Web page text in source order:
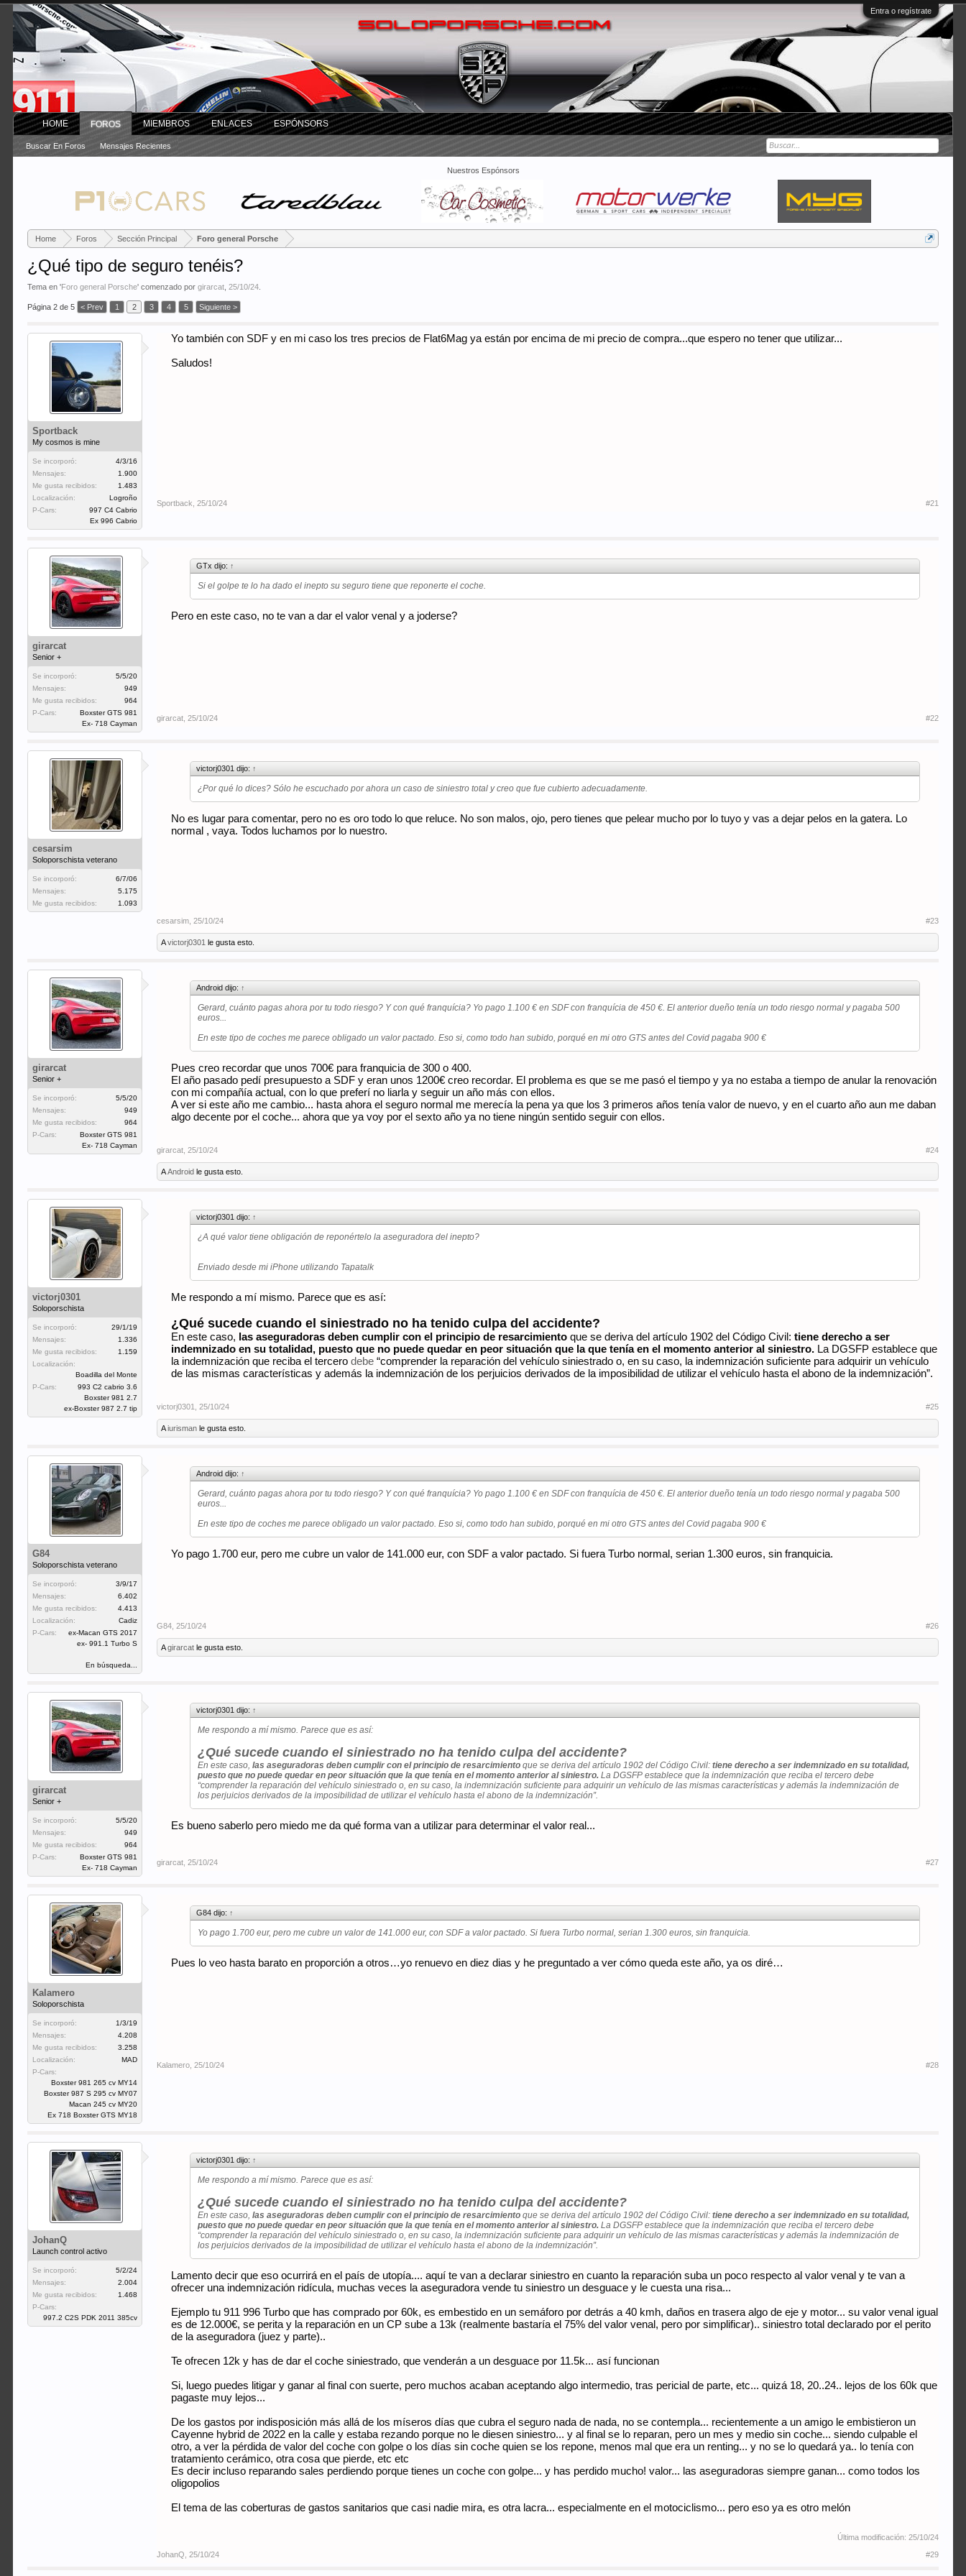
Entra o regístrate
Nuestros Espónsors
Home Foros Sección Principal Foro general Porsche
¿Qué tipo de seguro tenéis?
Tema en 'Foro general Porsche' comenzado porgirarcat ,25/10/24
Página 2 de 5 < Prev 1 2 3 4 5 Siguiente >
Sportback
My cosmos is mine
Se incorporó:
4/3/16
Mensajes:
1.900
Me gusta recibidos:
1.483
Localización:
Logroño
P-Cars:
997 C4 Cabrio
Ex 996 Cabrio
Yo también con SDF y en mi caso los tres precios de Flat6Mag ya están por encima de mi precio de compra...que espero no tener que utilizar...
Saludos!
Sportback 25/10/24 #21
girarcat
Senior +
Se incorporó:
5/5/20
Mensajes:
949
Me gusta recibidos:
964
P-Cars:
Boxster GTS 981
Ex- 718 Cayman
GTx dijo: ↑
Si el golpe te lo ha dado el inepto su seguro tiene que reponerte el coche.
Pero en este caso, no te van a dar el valor venal y a joderse?
girarcat 25/10/24 #22
cesarsim
Soloporschista veterano
Se incorporó:
6/7/06
Mensajes:
5.175
Me gusta recibidos:
1.093
victorj0301 dijo: ↑
¿Por qué lo dices? Sólo he escuchado por ahora un caso de siniestro total y creo que fue cubierto adecuadamente.
No es lugar para comentar, pero no es oro todo lo que reluce. No son malos, ojo, pero tienes que pelear mucho por lo tuyo y vas a dejar pelos en la gatera. Lo
normal , vaya. Todos luchamos por lo nuestro.
cesarsim 25/10/24 #23
Avictorj0301 le gusta esto.
girarcat
Senior +
Se incorporó:
5/5/20
Mensajes:
949
Me gusta recibidos:
964
P-Cars:
Boxster GTS 981
Ex- 718 Cayman
Android dijo: ↑
Gerard, cuánto pagas ahora por tu todo riesgo? Y con qué franquícia? Yo pago 1.100 € en SDF con franquícia de 450 €. El anterior dueño tenía un todo riesgo normal y pagaba 500
euros...
En este tipo de coches me parece obligado un valor pactado. Eso si, como todo han subido, porqué en mi otro GTS antes del Covid pagaba 900 €
Pues creo recordar que unos 700€ para franquicia de 300 o 400.
El año pasado pedí presupuesto a SDF y eran unos 1200€ creo recordar. El problema es que se me pasó el tiempo y ya no estaba a tiempo de anular la renovación
con mi compañía actual, con lo que preferí no liarla y seguir un año más con ellos.
A ver si este año me cambio... hasta ahora el seguro normal me merecía la pena ya que los 3 primeros años tenía valor de nuevo, y en el cuarto año aun me daban
algo decente por el coche... ahora que ya voy por el sexto año ya no tiene ningún sentido seguir con ellos.
girarcat 25/10/24 #24
AAndroid le gusta esto.
victorj0301
Soloporschista
Se incorporó:
29/1/19
Mensajes:
1.336
Me gusta recibidos:
1.159
Localización:
Boadilla del Monte
P-Cars:
993 C2 cabrio 3.6
Boxster 981 2.7
ex-Boxster 987 2.7 tip
victorj0301 dijo: ↑
¿A qué valor tiene obligación de reponértelo la aseguradora del inepto?
Enviado desde mi iPhone utilizando Tapatalk
Me respondo a mí mismo. Parece que es así:
¿Qué sucede cuando el siniestrado no ha tenido culpa del accidente?
En este caso, las aseguradoras deben cumplir con el principio de resarcimiento que se deriva del artículo 1902 del Código Civil: tiene derecho a ser
indemnizado en su totalidad, puesto que no puede quedar en peor situación que la que tenía en el momento anterior al siniestro. La DGSFP establece que
la indemnización que reciba el tercerodebe “comprender la reparación del vehículo siniestrado o, en su caso, la indemnización suficiente para adquirir un vehículo
de las mismas características y además la indemnización de los perjuicios derivados de la imposibilidad de utilizar el vehículo hasta el abono de la indemnización”.
victorj0301 25/10/24 #25
Aiurisman le gusta esto.
G84
Soloporschista veterano
Se incorporó:
3/9/17
Mensajes:
6.402
Me gusta recibidos:
4.413
Localización:
Cadiz
P-Cars:
ex-Macan GTS 2017
ex- 991.1 Turbo S
En búsqueda...
Android dijo: ↑
Gerard, cuánto pagas ahora por tu todo riesgo? Y con qué franquícia? Yo pago 1.100 € en SDF con franquícia de 450 €. El anterior dueño tenía un todo riesgo normal y pagaba 500
euros...
En este tipo de coches me parece obligado un valor pactado. Eso si, como todo han subido, porqué en mi otro GTS antes del Covid pagaba 900 €
Yo pago 1.700 eur, pero me cubre un valor de 141.000 eur, con SDF a valor pactado. Si fuera Turbo normal, serian 1.300 euros, sin franquicia.
G84 25/10/24 #26
Agirarcat le gusta esto.
girarcat
Senior +
Se incorporó:
5/5/20
Mensajes:
949
Me gusta recibidos:
964
P-Cars:
Boxster GTS 981
Ex- 718 Cayman
victorj0301 dijo: ↑
Me respondo a mí mismo. Parece que es así:
¿Qué sucede cuando el siniestrado no ha tenido culpa del accidente?
En este caso,las aseguradoras deben cumplir con el principio de resarcimiento que se deriva del artículo 1902 del Código Civil: tiene derecho a ser indemnizado en su totalidad,
puesto que no puede quedar en peor situación que la que tenía en el momento anterior al siniestro. La DGSFP establece que la indemnización que reciba el tercerodebe
“comprender la reparación del vehículo siniestrado o, en su caso, la indemnización suficiente para adquirir un vehículo de las mismas características y además la indemnización de
los perjuicios derivados de la imposibilidad de utilizar el vehículo hasta el abono de la indemnización”.
Es bueno saberlo pero miedo me da qué forma van a utilizar para determinar el valor real...
girarcat 25/10/24 #27
Kalamero
Soloporschista
Se incorporó:
1/3/19
Mensajes:
4.208
Me gusta recibidos:
3.258
Localización:
MAD
P-Cars:
Boxster 981 265 cv MY14
Boxster 987 S 295 cv MY07
Macan 245 cv MY20
Ex 718 Boxster GTS MY18
G84 dijo: ↑
Yo pago 1.700 eur, pero me cubre un valor de 141.000 eur, con SDF a valor pactado. Si fuera Turbo normal, serian 1.300 euros, sin franquicia.
Pues lo veo hasta barato en proporción a otros…yo renuevo en diez dias y he preguntado a ver cómo queda este año, ya os diré…
Kalamero 25/10/24 #28
JohanQ
Launch control activo
Se incorporó:
5/2/24
Mensajes:
2.004
Me gusta recibidos:
1.468
P-Cars:
997.2 C2S PDK 2011 385cv
victorj0301 dijo: ↑
Me respondo a mí mismo. Parece que es así:
¿Qué sucede cuando el siniestrado no ha tenido culpa del accidente?
En este caso,las aseguradoras deben cumplir con el principio de resarcimiento que se deriva del artículo 1902 del Código Civil: tiene derecho a ser indemnizado en su totalidad,
puesto que no puede quedar en peor situación que la que tenía en el momento anterior al siniestro. La DGSFP establece que la indemnización que reciba el tercerodebe
“comprender la reparación del vehículo siniestrado o, en su caso, la indemnización suficiente para adquirir un vehículo de las mismas características y además la indemnización de
los perjuicios derivados de la imposibilidad de utilizar el vehículo hasta el abono de la indemnización”.
Lamento decir que eso ocurrirá en el país de utopía.... aquí te van a declarar siniestro en cuanto la reparación suba un poco respecto al valor venal y te van a
ofrecer una indemnización ridícula, muchas veces la aseguradora vende tu siniestro un desguace y le cuesta una risa...
Ejemplo tu 911 996 Turbo que has comprado por 60k, es embestido en un semáforo por detrás a 40 kmh, daños en trasera algo de eje y motor... su valor venal igual
es de 12.000€, se perita y la reparación en un CP sube a 13k (realmente bastaría el 75% del valor venal, pero por simplificar).. siniestro total declarado por el perito
de la aseguradora (juez y parte)..
Te ofrecen 12k y has de dar el coche siniestrado, que venderán a un desguace por 11.5k... así funcionan
Si, luego puedes litigar y ganar al final con suerte, pero muchos acaban aceptando algo intermedio, tras pericial de parte, etc... quizá 18, 20..24.. lejos de los 60k que
pagaste muy lejos...
De los gastos por indisposición más allá de los míseros días que cubra el seguro nada de nada, no se contempla... recientemente a un amigo le embistieron un
Cayenne hybrid de 2022 en la calle y estaba rezando porque no le diesen siniestro... y al final se lo reparan, pero un mes y medio sin coche... siendo culpable el
otro, a ver la pérdida de valor del coche con golpe o los días sin coche quien se los repone, menos mal que era un renting... y no se lo quedará ya.. lo tenía con
tratamiento cerámico, otra cosa que pierde, etc etc
Es decir incluso reparando sales perdiendo porque tienes un coche con golpe... y has perdido mucho! valor... las aseguradoras siempre ganan... como todos los
oligopolios
El tema de las coberturas de gastos sanitarios que casi nadie mira, es otra lacra... especialmente en el motociclismo... pero eso ya es otro melón
Última modificación: 25/10/24
JohanQ
25/10/24 #29
HOME FOROS
Buscar En Foros Mensajes Recientes
MIEMBROS ENLACES ESPÓNSORS